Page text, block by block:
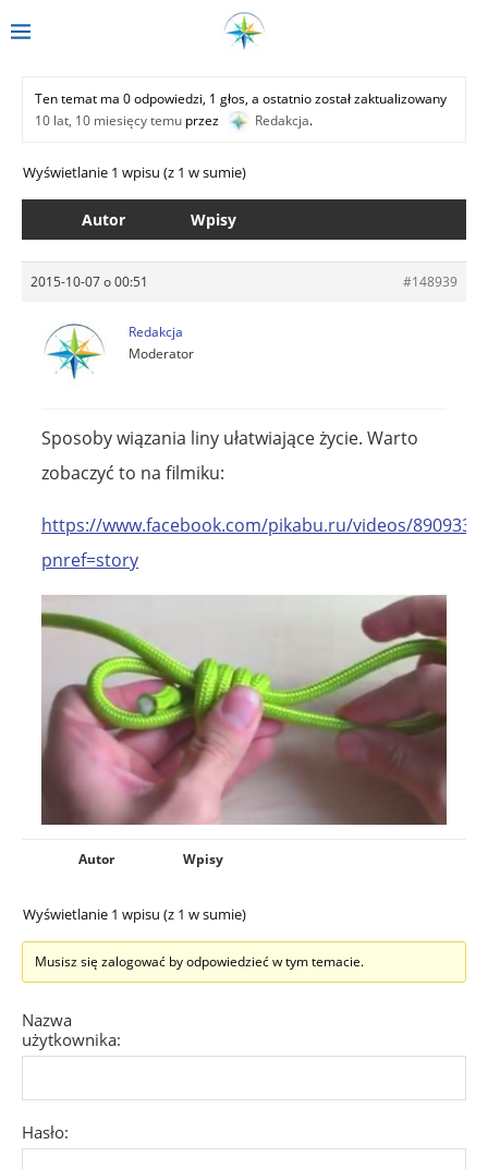
Ten temat ma 0 odpowiedzi, 1 głos, a ostatnio został zaktualizowany
10 lat, 10 miesięcy temu przez Redakcja.
Wyświetlanie 1 wpisu (z 1 w sumie)
Autor Wpisy
2015-10-07 o 00:51 #148939
Redakcja
Moderator
Sposoby wiązania liny ułatwiające życie. Warto
zobaczyć to na filmiku:
https://www.facebook.com/pikabu.ru/videos/
pnref=story
Autor Wpisy
Wyświetlanie 1 wpisu (z 1 w sumie)
Musisz się zalogować by odpowiedzieć w tym temacie.
Nazwa
użytkownika:
Hasło: